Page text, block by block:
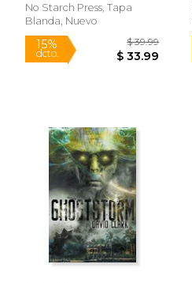
No Starch Press, Tapa
Blanda, Nuevo